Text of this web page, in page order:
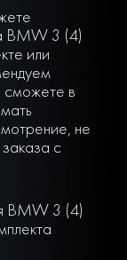
BMW 3 (4)
или
сможете в
не
с
BMW 3 (4)